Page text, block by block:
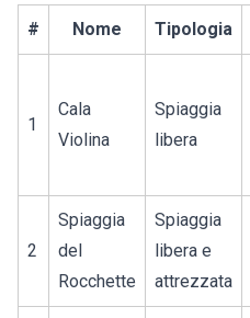
#
Nome Tipologia
1
Cala
Violina
Spiaggia
libera
2
Spiaggia
del
Rocchette
Spiaggia
libera e
attrezzata